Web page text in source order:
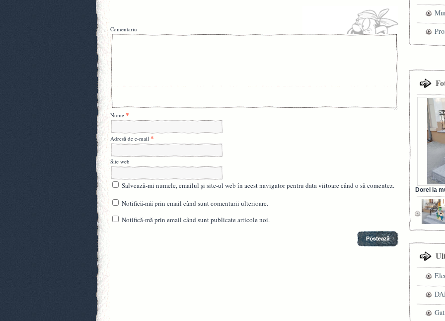
Comentariu
Nume *
Adresă de e-mail *
Site web
Salvează-mi numele, emailul și site-ul web în acest navigator pentru data viitoare când o să comentez.
Notifică-mă prin email când sunt comentarii ulterioare.
Notifică-mă prin email când sunt publicate articole noi.
Dorel la
din